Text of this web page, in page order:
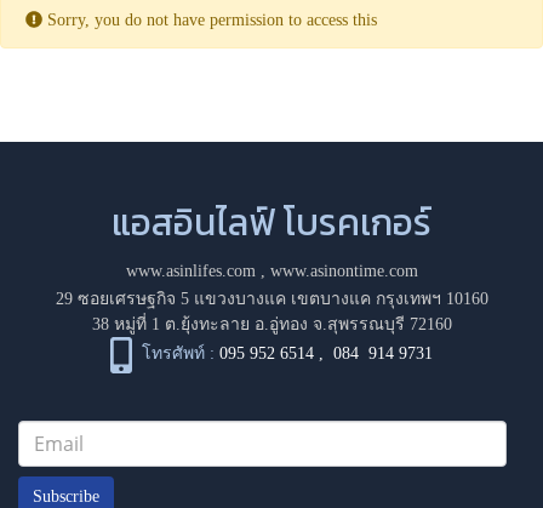
Sorry, you do not have permission to access this
แอสอินไลฟ์ โบรคเกอร์
www.asinlifes.com, www.asinontime.com
29 ซอยเศรษฐกิจ 5 แขวงบางแค เขตบางแค กรุงเทพฯ 10160
38 หมู่ที่ 1 ต.ยุ้งทะลาย อ.อู่ทอง จ.สุพรรณบุรี 72160
โทรศัพท์ : 095 952 6514 ,084 914 9731
Subscribe